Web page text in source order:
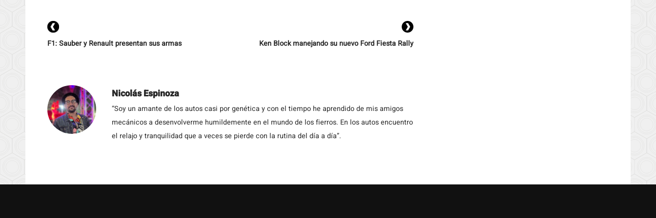
F1: Sauber y Renault presentan sus armas Ken Block manejando su nuevo Ford Fiesta Rally
Nicolás Espinoza
“Soy un amante de los autos casi por genética y con el tiempo he aprendido de mis amigos
mecánicos a desenvolverme humildemente en el mundo de los fierros. En los autos encuentro
el relajo y tranquilidad que a veces se pierde con la rutina del día a día”.